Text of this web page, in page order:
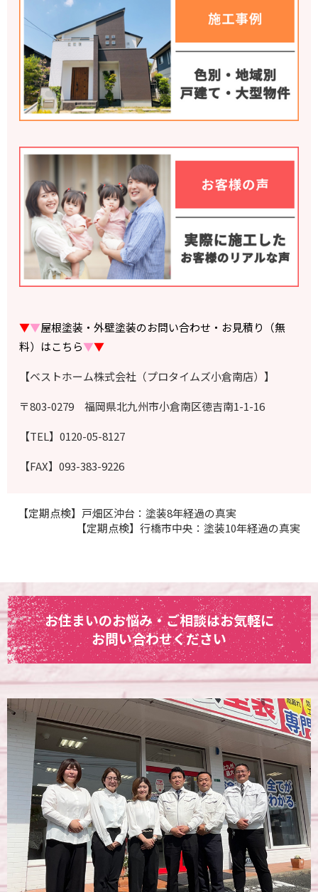
▼▼屋根塗装・外壁塗装のお問い合わせ・お見積り（無
料）はこちら▼▼
【ベストホーム株式会社（プロタイムズ小倉南店）】
〒803-0279 福岡県北九州市小倉南区徳吉南1-1-16
【TEL】0120-05-8127
【FAX】093-383-9226
【定期点検】戸畑区沖台：塗装8年経過の真実
【定期点検】行橋市中央：塗装10年経過の真実
お住まいのお悩み・ご相談はお気軽に
お問い合わせください